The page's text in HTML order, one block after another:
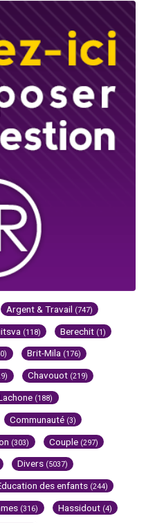
Argent & Travail (747)
(118) Berechit (1)
Brit-Mila (176)
Chavouot (219)
(188)
Communauté (3)
(303) Couple (297)
Divers (5037)
des enfants (244)
(316) Hassidout (4)